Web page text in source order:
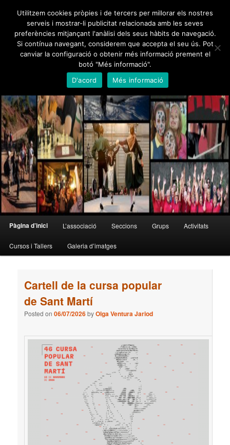
content
secondary
contentFoment Martinenc
Creu de Sant Jordi 1995, Medalla d'Honor de Barcelona 2012
MainPàgina d’inici L’associació Seccions Grups Activitats
Cursos i Tallers Galeria d’imatges
Cartell de la cursa popular
de Sant Martí
Posted on06/07/2026byOlga Ventura Jariod
Utilitzem cookies pròpies i de tercers per millorar els nostres
serveis i mostrar-li publicitat relacionada amb les seves
preferències mitjançant l'anàlisi dels seus hàbits de navegació.
Si contínua navegant, considerem que accepta el seu ús. Pot
canviar la configuració o obtenir més informació prement el
botó "Més informació".
D'acord
Més informació